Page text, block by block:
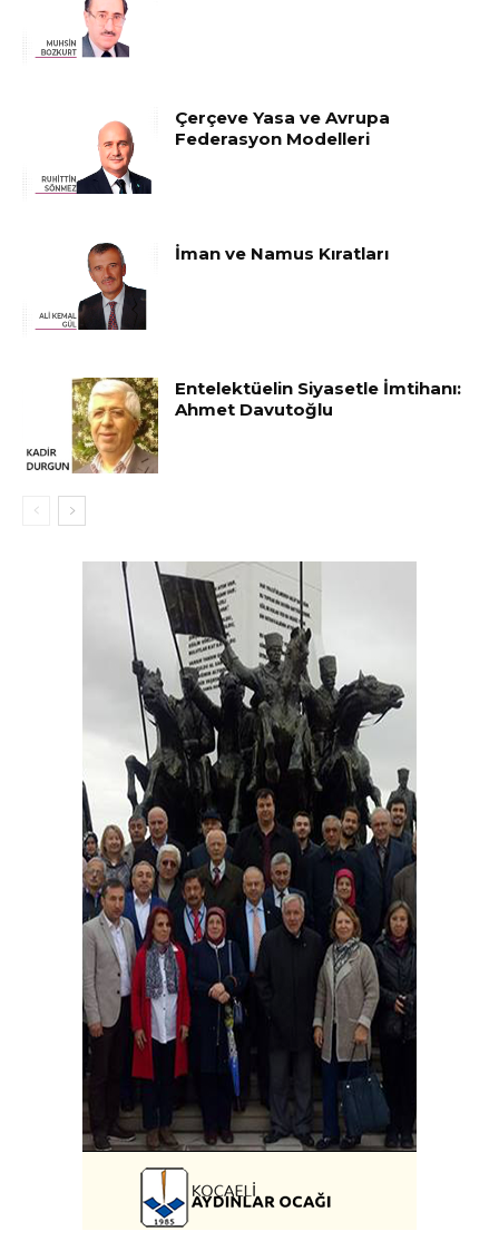
Çerçeve Yasa ve Avrupa
Federasyon Modelleri
İman ve Namus Kıratları
Entelektüelin Siyasetle İmtihanı:
Ahmet Davutoğlu